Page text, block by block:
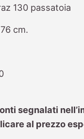
130 passatoia
cm.
segnalati
al prezzo